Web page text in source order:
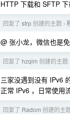
HTTP 下载和 SFTP
回复了 strp创建的主题 ›
@ 张小龙，微信也是
回复了 hzqim 创建的主题
三家没遇到没有 IPv6
正常 IPv6 ，日常使用
回复了 Radom 创建的主